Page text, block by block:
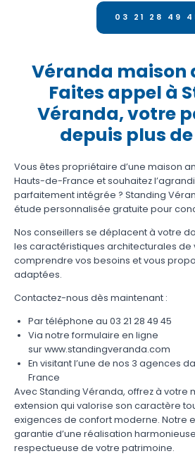
03 21 28 49
Véranda maison
Faites appel à
Véranda, votre
depuis plus
Vous êtes propriétaire d’une maison
Hauts-de-France et souhaitez
parfaitement intégrée ? Standing
étude personnalisée gratuite pour
Nos conseillers se déplacent à votre
les caractéristiques architecturales de
comprendre vos besoins et vous
adaptées.
Contactez-nous dès maintenant :
Par téléphone au 03 21 28 49 45
Via notre formulaire en ligne
surwww.standingveranda.com
En visitant l’une de nos 3 agences
France
Avec Standing Véranda, offrez à votre
extension qui valorise son caractère
exigences de confort moderne. Notre
garantie d’une réalisation
respectueuse de votre patrimoine.